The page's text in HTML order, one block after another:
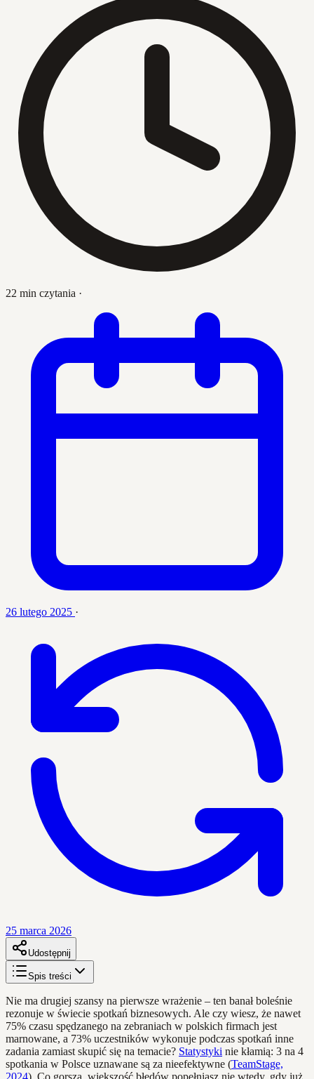
22 min czytania ·
26 lutego 2025 ·
25 marca 2026
Udostępnij
Spis treści
Nie ma drugiej szansy na pierwsze wrażenie – ten banał boleśnie
rezonuje w świecie spotkań biznesowych. Ale czy wiesz, że nawet
75% czasu spędzanego na zebraniach w polskich firmach jest
marnowane, a 73% uczestników wykonuje podczas spotkań inne
zadania zamiast skupić się na temacie? Statystyki nie kłamią: 3 na 4
spotkania w Polsce uznawane są za nieefektywne (TeamStage,
2024). Co gorsza, większość błędów popełniasz nie wtedy, gdy już